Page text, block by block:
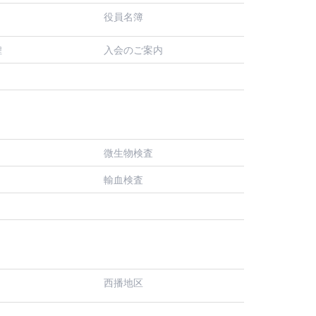
役員名簿
入会のご案内
微生物検査
輸血検査
西播地区